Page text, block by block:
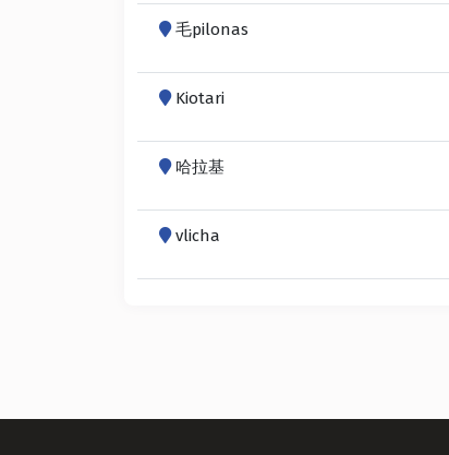
毛pilonas
Kiotari
哈拉基
vlicha